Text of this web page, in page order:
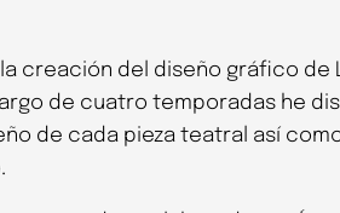
creación del diseño gráfico de
largo de cuatro temporadas he
de cada pieza teatral así